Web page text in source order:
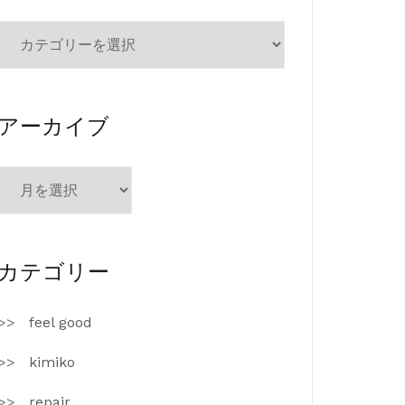
ー
アーカイブ
ブ
カテゴリー
feel good
kimiko